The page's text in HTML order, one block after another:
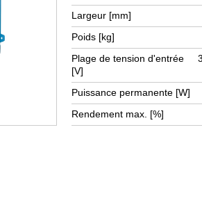
Largeur [mm]
Poids [kg]
Plage de tension d'entrée
[V]
Puissance permanente [W]
Rendement max. [%]